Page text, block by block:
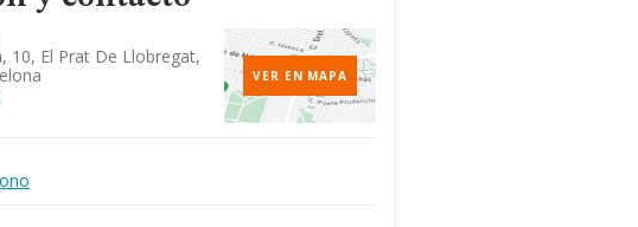
10, El Prat De Llobregat,
VER EN MAPA